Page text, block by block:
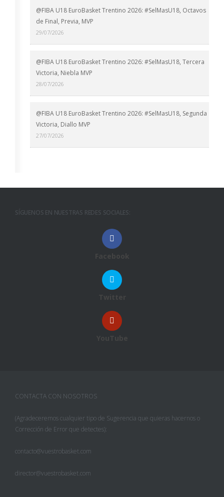
@FIBA U18 EuroBasket Trentino 2026: #SelMasU18, Octavos
de Final, Previa, MVP
29/07/2026
@FIBA U18 EuroBasket Trentino 2026: #SelMasU18, Tercera
Victoria, Niebla MVP
28/07/2026
@FIBA U18 EuroBasket Trentino 2026: #SelMasU18, Segunda
Victoria, Diallo MVP
27/07/2026
SÍGUENOS EN NUESTRAS REDES SOCIALES:
Facebook
Twitter
YouTube
CONTACTA CON NOSOTROS
(Agradeceremos cualquier tipo de Sugerencia que quieras hacernos o
Corrección de Error que detectes):
contacto@vuestrobasket.com
director@vuestrobasket.com